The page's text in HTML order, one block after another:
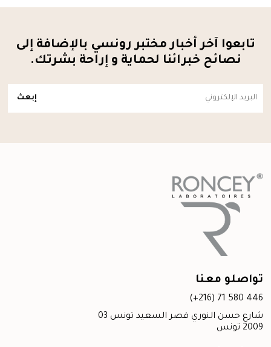
تابعوا آخر أخبار مختبر رونسي بالإضافة إلى
نصائح خبرائنا لحماية و إراحة بشرتك.
معنا
(+216) 71 580
03 شارع حسن النوري قصر السعيد تونس
تونس